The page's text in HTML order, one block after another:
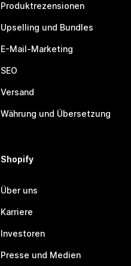
Produktrezensionen
Upselling und Bundles
E-Mail-Marketing
SEO
Versand
Währung und Übersetzung
Shopify
Über uns
Karriere
Investoren
Presse und Medien